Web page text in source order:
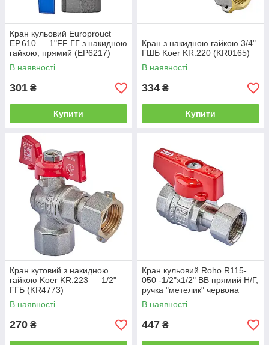
Кран кульовий Europrouct
EP.610 — 1"FF ГГ з накидною
гайкою, прямий (EP6217)
В наявності
301 ₴
Купити
Кран з накидною гайкою 3/4"
ГШБ Koer KR.220 (KR0165)
В наявності
334 ₴
Купити
Кран кутовий з накидною
гайкою Koer KR.223 — 1/2"
ГГБ (KR4773)
В наявності
270 ₴
Кран кульовий Roho R115-
050 -1/2"х1/2" ВВ прямий Н/Г,
ручка "метелик" червона
(RO0231)
В наявності
447 ₴